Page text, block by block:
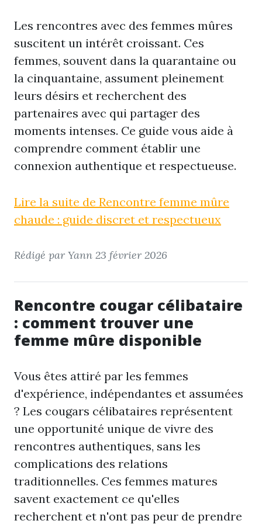
Les rencontres avec des femmes mûres
suscitent un intérêt croissant. Ces
femmes, souvent dans la quarantaine ou
la cinquantaine, assument pleinement
leurs désirs et recherchent des
partenaires avec qui partager des
moments intenses. Ce guide vous aide à
comprendre comment établir une
connexion authentique et respectueuse.
Lire la suite de Rencontre femme mûre
chaude : guide discret et respectueux
Rédigé par Yann 23 février 2026
Rencontre cougar célibataire
: comment trouver une
femme mûre disponible
Vous êtes attiré par les femmes
d'expérience, indépendantes et assumées
? Les cougars célibataires représentent
une opportunité unique de vivre des
rencontres authentiques, sans les
complications des relations
traditionnelles. Ces femmes matures
savent exactement ce qu'elles
recherchent et n'ont pas peur de prendre